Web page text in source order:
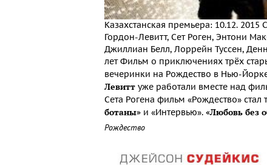
Казахстанская премьера: 10.12.
Гордон-Левитт, Сет Роген, Энтони
Джиллиан Белл, Лоррейн Туссен,
лет Фильм о приключениях трёх
вечеринки на Рождество в Нью-
Левитт уже работали вместе над
Сета Рогена фильм «Рождество»
ботаны» и «Интервью». «Любовь без
Рождество